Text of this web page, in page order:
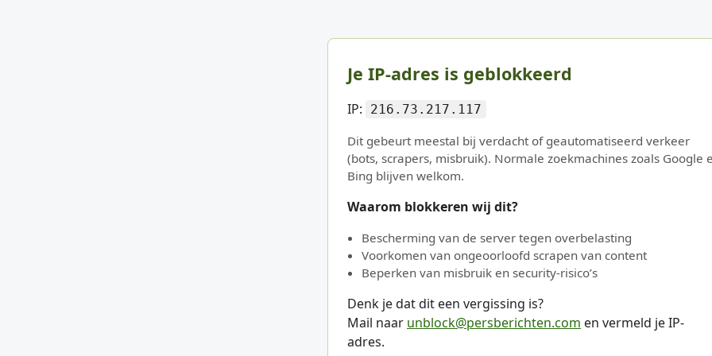
Je IP-adres is geblokkeerd
IP: 216.73.217.117
Dit gebeurt meestal bij verdacht of geautomatiseerd verkeer
(bots, scrapers, misbruik). Normale zoekmachines zoals Google
Bing blijven welkom.
Waarom blokkeren wij dit?
Bescherming van de server tegen overbelasting
Voorkomen van ongeoorloofd scrapen van content
Beperken van misbruik en security-risico’s
Denk je dat dit een vergissing is?
Mail naar unblock@persberichten.com en vermeld je IP-
adres.